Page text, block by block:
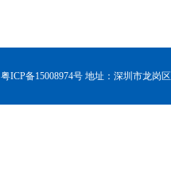
粤ICP备15008974号 地址：深圳市龙岗